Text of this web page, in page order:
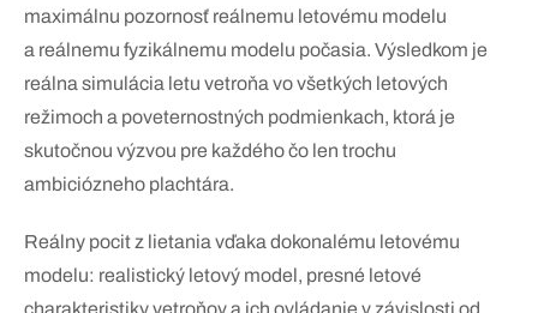
maximálnu pozornosť reálnemu letovému modelu
a reálnemu fyzikálnemu modelu počasia. Výsledkom je
reálna simulácia letu vetroňa vo všetkých letových
režimoch a poveternostných podmienkach, ktorá je
skutočnou výzvou pre každého čo len trochu
ambiciózneho plachtára.
Reálny pocit z lietania vďaka dokonalému letovému
modelu: realistický letový model, presné letové
charakteristiky vetroňov a ich ovládanie v závislosti od